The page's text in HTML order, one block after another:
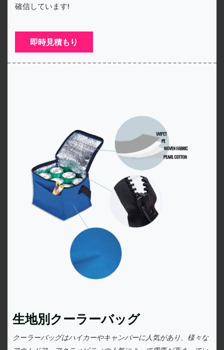
確信しています!
即時見積もり
生地別クーラーバッグ
クーラーバッグはハイカーやキャンパーに人気があり、様々な